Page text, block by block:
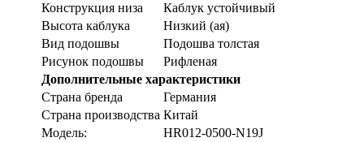
Конструкция низа
Каблук устойчивый
Высота каблука
Низкий (ая)
Вид подошвы
Подошва толстая
Рисунок подошвы
Рифленая
Дополнительные характеристики
Страна бренда
Германия
Страна производства Китай
Модель:
HR012-0500-N19J